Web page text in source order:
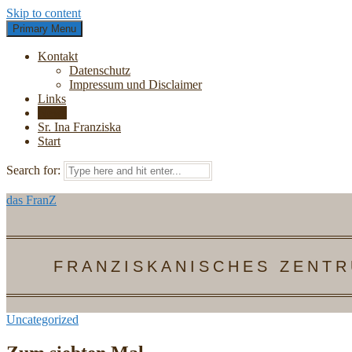
Skip to content
Primary Menu
Kontakt
Datenschutz
Impressum und Disclaimer
Links
Sr. Ina Franziska
Start
Search for:
das FranZ
FRANZISKANISCHES
Uncategorized